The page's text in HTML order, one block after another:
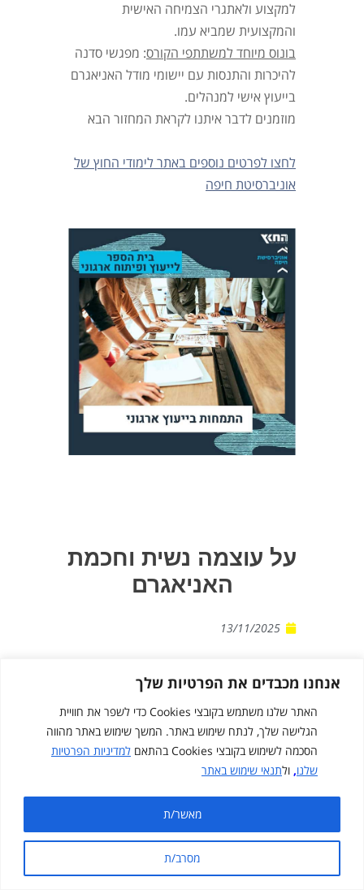
אנחנו מכבדים את הפרטיות שלך
האתר שלנו משתמש בקובצי Cookies כדי לשפר את חוויית
הגלישה שלך, לנתח שימוש באתר. המשך שימוש באתר מהווה
הסכמה לשימוש בקובצי Cookies בהתאם
למדיניות הפרטיות
שלנו, ולתנאי שימוש באתר
מסרב/ת
מאשר/ת
למקצוע ולאתגרי הצמיחה האישית
והמקצועית שמביא עמו.
בונוס מיוחד למשתתפי הקורס: מפגשי סדנה
להיכרות והתנסות עם יישומי מודל האניאגרם
בייעוץ אישי למנהלים.
מוזמנים לדבר איתנו לקראת המחזור הבא
לחצו לפרטים נוספים באתר לימודי החוץ של
אוניברסיטת חיפה
על עוצמה נשית וחכמת
האניאגרם
13/11/2025
האניאגרם בפורום
הניהול של נעמ"ת
שגרת הניהול במערכות חינוכיות כגון רשת
המעונות של נעמ"ת מזמנת התמודדות
יומיומית עם עומס כבד של משימות, ריבוי
ממשקים וצורך מתמיד באיזון בין הובלה
מקצועית לרגישות אנושית הן מול הצוותים